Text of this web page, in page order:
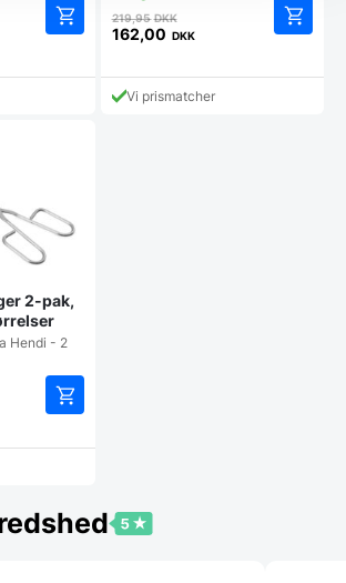
219,95DKKDen
oprindelige
var:
219,95 DKK.
162,00 DKK
aktuelle
prisVi prismatcher
2-pak,
Hendi - 2
vare
Mulighederne